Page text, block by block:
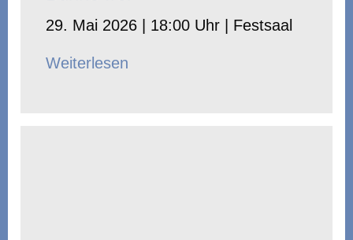
29. Mai 2026 | 18:00 Uhr | Festsaal
Weiterlesen